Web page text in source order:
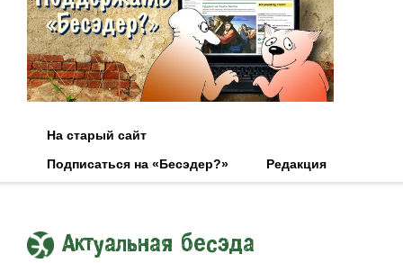
На старый сайт
Подписаться на «Бесэдер?»
Редакция
Актуальная бесэда